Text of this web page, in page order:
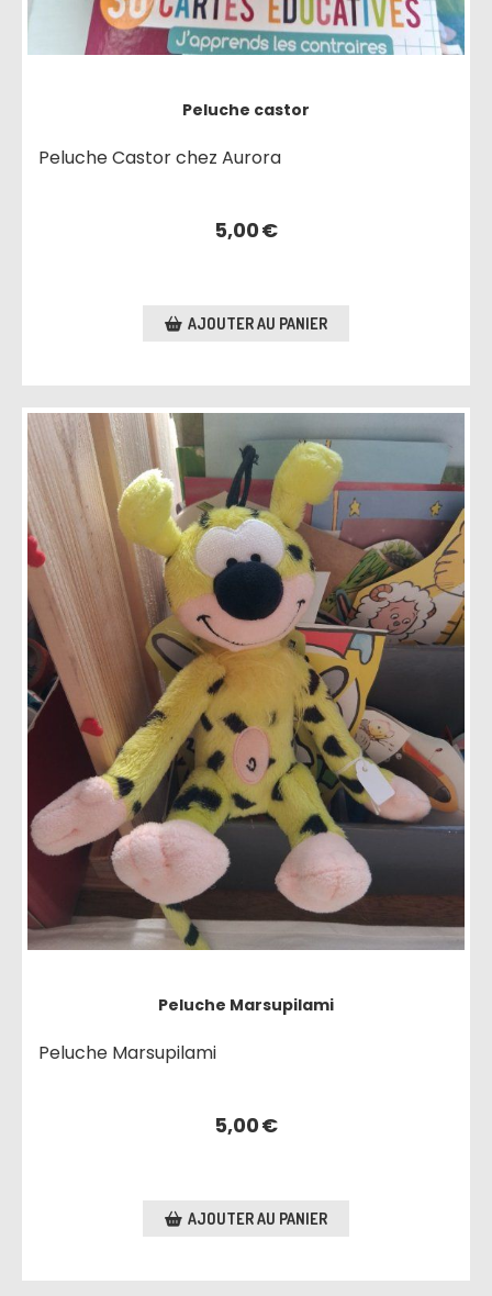
Peluche castor
Peluche Castor chez Aurora
5,00€
AJOUTER AU PANIER
Peluche Marsupilami
Peluche Marsupilami
5,00€
AJOUTER AU PANIER